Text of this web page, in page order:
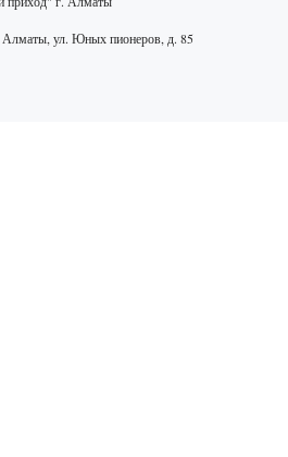
Алматы, ул. Юных пионеров, д. 85